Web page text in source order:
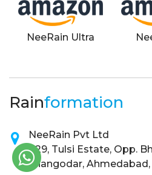
NeeRain Ultra
Rainformation
NeeRain Pvt Ltd
I-29, Tulsi Estate, Opp.
Changodar, Ahmedabad,